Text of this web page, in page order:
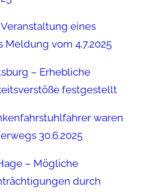
eines
Meldung vom 4.7.2025
– Erhebliche
festgestellt
waren
30.6.2025
– Mögliche
durch